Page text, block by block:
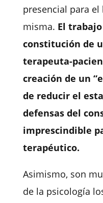
presencial para
misma. El
constitución de
terapeuta-
creación de un
de reducir el
defensas del
imprescindible
terapéutico.
Asimismo, son
de la psicología